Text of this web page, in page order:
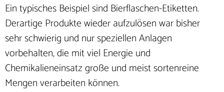
Ein typisches Beispiel sind Bierflaschen-Etiketten.
Derartige Produkte wieder aufzulösen war bisher
sehr schwierig und nur speziellen Anlagen
vorbehalten, die mit viel Energie und
Chemikalieneinsatz große und meist sortenreine
Mengen verarbeiten können.